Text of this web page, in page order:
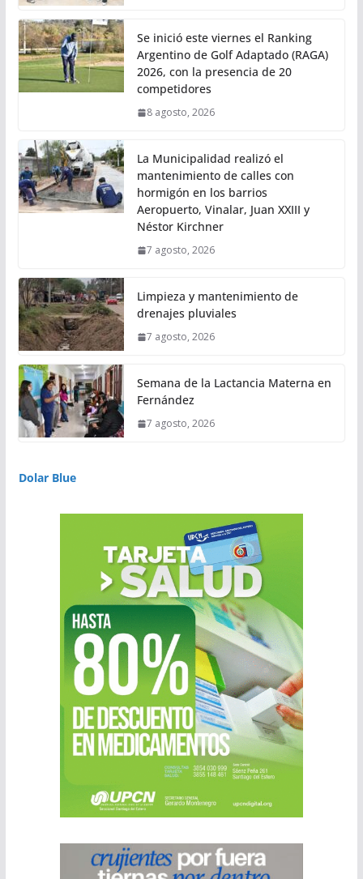
Se inició este viernes el Ranking
Argentino de Golf Adaptado (RAGA)
2026, con la presencia de 20
competidores
8 agosto, 2026
La Municipalidad realizó el
mantenimiento de calles con
hormigón en los barrios
Aeropuerto, Vinalar, Juan XXIII y
Néstor Kirchner
7 agosto, 2026
Limpieza y mantenimiento de
drenajes pluviales
7 agosto, 2026
Semana de la Lactancia Materna en
Fernández
7 agosto, 2026
Dolar Blue